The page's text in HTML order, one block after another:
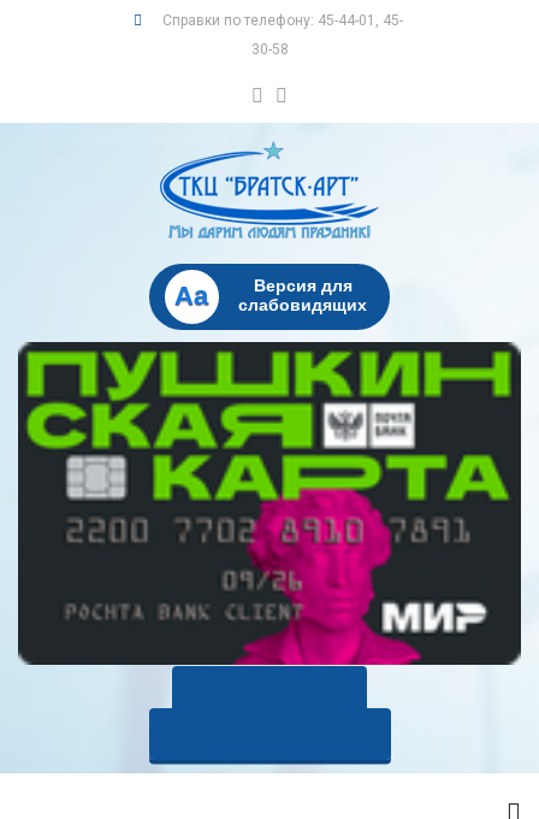
Справки по телефону: 45-44-01, 45-
30-58
Aa
Версия для
слабовидящих